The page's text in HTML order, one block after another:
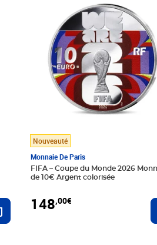
Ajouter au panier
Nouveauté
Monnaie De Paris
FIFA – Coupe du Monde 2026
de 10€ Argent colorisée
148,00€